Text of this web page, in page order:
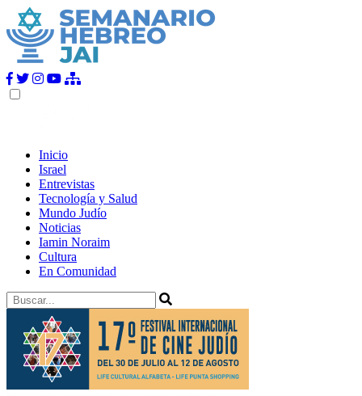
Inicio
Israel
Entrevistas
Tecnología y Salud
Mundo Judío
Noticias
Iamin Noraim
Cultura
En Comunidad